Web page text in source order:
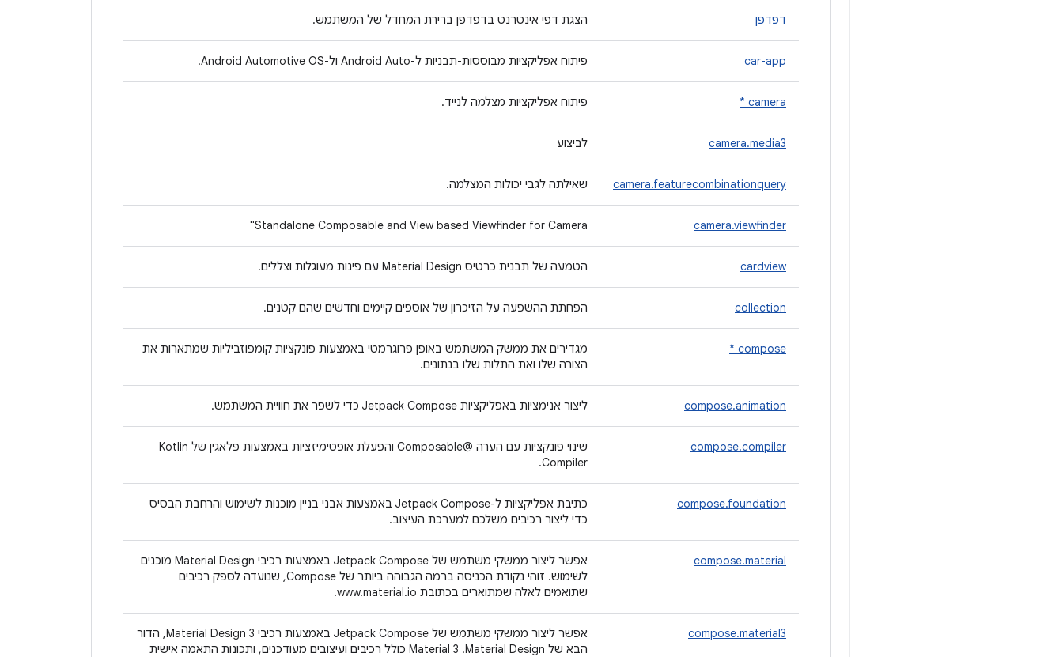
דפדפן הצגת דפי אינטרנט בדפדפן ברירת המחדל של המשתמש.
car-app פיתוח אפליקציות מבוססות-תבניות ל-Android Auto ול-Android Automotive OS.
camera * פיתוח אפליקציות מצלמה לנייד.
camera.media3 לביצוע
camera.featurecombinationquery שאילתה לגבי יכולות המצלמה.
camera.viewfinder
Standalone Composable and View based Viewfinder for Camera"
cardview הטמעה של תבנית כרטיס Material Design עם פינות מעוגלות וצללים.
collection הפחתת ההשפעה על הזיכרון של אוספים קיימים וחדשים שהם קטנים.
compose *
מגדירים את ממשק המשתמש באופן פרוגרמטי באמצעות פונקציות קומפוזביליות שמתארות את
הצורה שלו ואת התלות שלו בנתונים.
compose.animation ליצור אנימציות באפליקציות Jetpack Compose כדי לשפר את חוויית המשתמש.
compose.compiler
שינוי פונקציות עם הערה @Composable והפעלת אופטימיזציות באמצעות פלאגין של Kotlin
Compiler.
compose.foundation
כתיבת אפליקציות ל-Jetpack Compose באמצעות אבני בניין מוכנות לשימוש והרחבת הבסיס
כדי ליצור רכיבים משלכם למערכת העיצוב.
compose.material
אפשר ליצור ממשקי משתמש של Jetpack Compose באמצעות רכיבי Material Design מוכנים
לשימוש. זוהי נקודת הכניסה ברמה הגבוהה ביותר של Compose, שנועדה לספק רכיבים
שתואמים לאלה שמתוארים בכתובת www.material.io.
compose.material3
אפשר ליצור ממשקי משתמש של Jetpack Compose באמצעות רכיבי Material Design 3, הדור
הבא של Material Design. ‫Material 3 כולל רכיבים ועיצובים מעודכנים, ותכונות התאמה אישית